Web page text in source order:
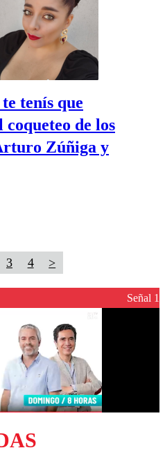
tenís que
de los
Zúñiga y
3 4 >
Señal 1